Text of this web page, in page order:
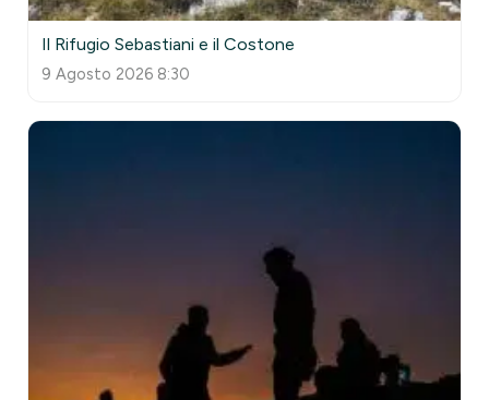
Il Rifugio Sebastiani e il Costone
9 Agosto 2026 8:30